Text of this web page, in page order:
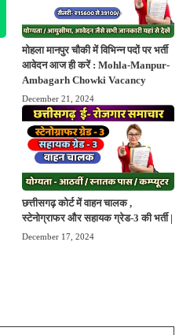
मोहला मानपुर चौकी में विभिन्न पदों पर भर्ती
आवेदन आज ही करें : Mohla-Manpur-
Ambagarh Chowki Vacancy
December 21, 2024
छत्तीसगढ़ कोर्ट में वाहन चालक ,
स्टेनोग्राफर और सहायक ग्रेड-3 की भर्ती |
December 17, 2024